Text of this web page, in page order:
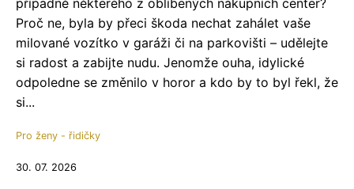
případně některého z oblíbených nákupních center?
Proč ne, byla by přeci škoda nechat zahálet vaše
milované vozítko v garáži či na parkovišti – udělejte
si radost a zabijte nudu. Jenomže ouha, idylické
odpoledne se změnilo v horor a kdo by to byl řekl, že
si...
Pro ženy - řidičky
30. 07. 2026